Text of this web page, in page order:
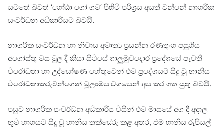
යටතේ බවත් ‘ගෝඨා ගෝ ගම’ පිහිටි පරිශ්‍රය අයත් වන්නේ නාගරික
සංවර්ධන අධිකාරියට බවයි.
නාගරික සංවර්ධන හා නිවාස අමාත්‍ය ප්‍රසන්න රණතුංග පසුගිය
අගෝස්තු මස මුල දී කියා සිටියේ ගාලුමුවදොර ප්‍රදේශයේ පැවති
විරෝධතා හා උද්ඝෝෂණ හේතුවෙන් එම ප්‍රදේශයට සිදු වූ හානිය
විරෝධතාකරුවන්ගෙන් මූල්‍යමය වශයෙන් අය කර ගත යුතු බවයි.
පසුව නාගරික සංවර්ධන අධිකාරිය විසින් එම මාසයේ අග දී අදාල
භූමි භාගයට සිදු වූ හානිය තක්සේරු කළ අතර, එම හානිය රුපියල්